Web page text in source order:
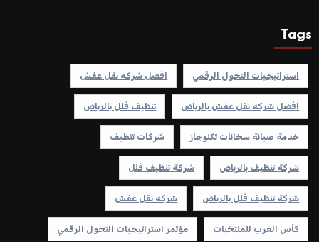
Tags
استراتيجيات التحول الرقمي افضل شركه نقل عفش
افضل شركه نقل عفش بالرياض تنظيف فلل بالرياض
خدمة صيانة سخانات تكنوجاز شركات تنظيف
شركة تنظيف بالرياض شركة تنظيف فلل
شركة تنظيف فلل بالرياض شركه نقل عفش
كأس العرب للمنتخبات مؤتمر استراتيجيات التحول الرقمي